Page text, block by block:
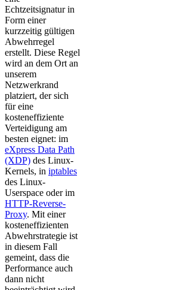
Echtzeitsignatur in
Form einer
kurzzeitig gültigen
Abwehrregel
erstellt. Diese Regel
wird an dem Ort an
unserem
Netzwerkrand
platziert, der sich
für eine
kosteneffiziente
Verteidigung am
besten eignet: im
eXpress Data Path
(XDP) des Linux-
Kernels, in iptables
des Linux-
Userspace oder im
HTTP-Reverse-
Proxy. Mit einer
kosteneffizienten
Abwehrstrategie ist
in diesem Fall
gemeint, dass die
Performance auch
dann nicht